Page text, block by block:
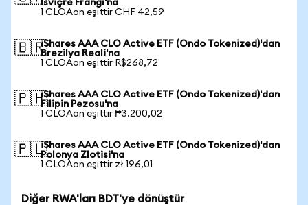
İsviçre Frangı'na
1 CLOAon eşittir CHF 42,59
🇧🇷iShares AAA CLO Active ETF (Ondo Tokenized)'dan
Brezilya Reali'na
1 CLOAon eşittir R$268,72
🇵🇭iShares AAA CLO Active ETF (Ondo Tokenized)'dan
Filipin Pezosu'na
1 CLOAon eşittir ₱3.200,02
🇵🇱iShares AAA CLO Active ETF (Ondo Tokenized)'dan
Polonya Zlotisi'na
1 CLOAon eşittir zł 196,01
Diğer RWA'ları BDT'ye dönüştür